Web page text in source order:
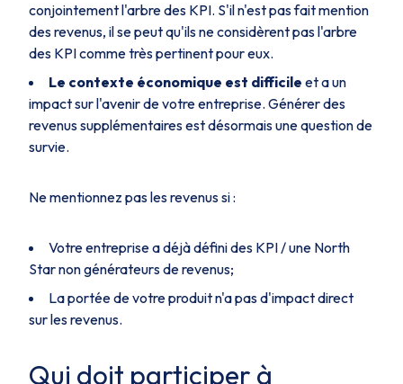
conjointement l'arbre des KPI. S'il n'est pas fait mention
des revenus, il se peut qu'ils ne considèrent pas l'arbre
des KPI comme très pertinent pour eux.
Le contexte économique est difficile et a un
impact sur l'avenir de votre entreprise. Générer des
revenus supplémentaires est désormais une question de
survie.
Ne mentionnez pas les revenus si :
Votre entreprise a déjà défini des KPI / une North
Star non générateurs de revenus;
La portée de votre produit n'a pas d'impact direct
sur les revenus.
Qui doit participer à